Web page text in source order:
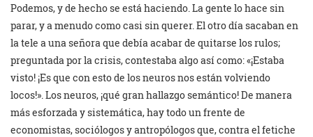
Podemos, y de hecho se está haciendo. La gente lo hace sin
parar, y a menudo como casi sin querer. El otro día sacaban en
la tele a una señora que debía acabar de quitarse los rulos;
preguntada por la crisis, contestaba algo así como: «¡Estaba
visto! ¡Es que con esto de los neuros nos están volviendo
locos!». Los neuros, ¡qué gran hallazgo semántico! De manera
más esforzada y sistemática, hay todo un frente de
economistas, sociólogos y antropólogos que, contra el fetiche